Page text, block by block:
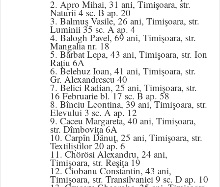
2. Apro Mihai, 31 ani, Timişoara, str.
Naturii 4 sc. B ap. 20
3. Balmuş Vasile, 26 ani, Timişoara, str.
Luminii 35 sc. A ap. 4
4. Balogh Pavel, 69 ani, Timişoara, str.
Mangalia nr. 18
5. Bărbat Lepa, 43 ani, Timişoara, str. Ion
Raţiu 6A
6. Belehuz Ioan, 41 ani, Timişoara, str.
Gr. Alexandrescu 40
7. Belici Radian, 25 ani, Timişoara, str.
16 Februarie bl. 17 sc. B ap. 58
8. Bînciu Leontina, 39 ani, Timişoara, str.
Elevului 3 sc. A ap. 12
9. Caceu Margareta, 40 ani, Timişoara,
str. Dîmboviţa 6A
10. Carpîn Dănuţ, 25 ani, Timişoara, str.
Textiliştilor 20 ap. 6
11. Chörösi Alexandru, 24 ani,
Timişoara, str. Reşiţa 19
12. Ciobanu Constantin, 43 ani,
Timişoara, str. Transilvaniei 9 sc. D ap. 10